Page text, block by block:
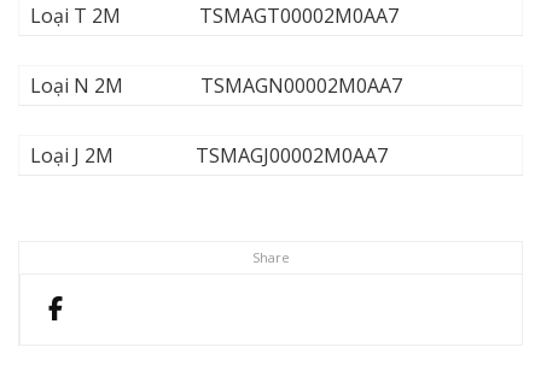
Share
Loại T 2M TSMAGT00002M0AA7
Loại N 2M TSMAGN00002M0AA7
Loại J 2M TSMAGJ00002M0AA7